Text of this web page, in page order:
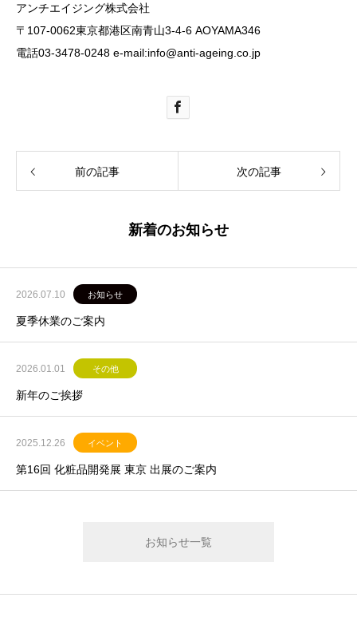
アンチエイジング株式会社
〒107-0062東京都港区南青山3-4-6 AOYAMA346
電話03-3478-0248 e-mail:info@anti-ageing.co.jp
前の記事 次の記事
新着のお知らせ
2026.07.10 お知らせ
夏季休業のご案内
2026.01.01 その他
新年のご挨拶
2025.12.26 イベント
第16回 化粧品開発展 東京 出展のご案内
お知らせ一覧